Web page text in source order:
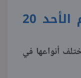
أسعار الكتاكيت اليوم الأحد 20
أنواعها في